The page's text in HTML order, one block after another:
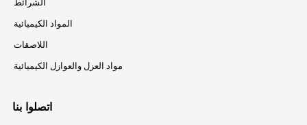
المواد الكيميائية
اللاصقات
مواد العزل والعوازل الكيميائية
اتصلوا بنا